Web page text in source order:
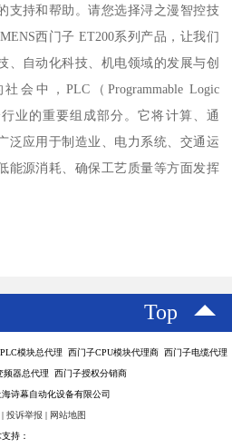
支持和帮助。请您选择浔之漫智控技
西门子 ET200系列产品，让我们
、自动化科技、机电领域的发展与创
会中，PLC（Programmable Logic
业的重要组成部分。它将计算、通
泛应用于制造业、电力系统、交通运
能源消耗、确保工艺质量等方面发挥
Top
模块总代理 西门子CPU模块代理商 西门子电缆代理
频器总代理 西门子授权分销商
诗幕自动化设备有限公司
| 投诉举报 | 网站地图
持：